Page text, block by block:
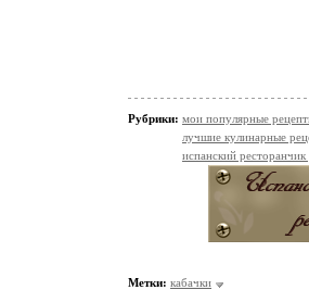
Рубрики: мои популярные
лучшие кулинарные
испанский
Метки: кабачки